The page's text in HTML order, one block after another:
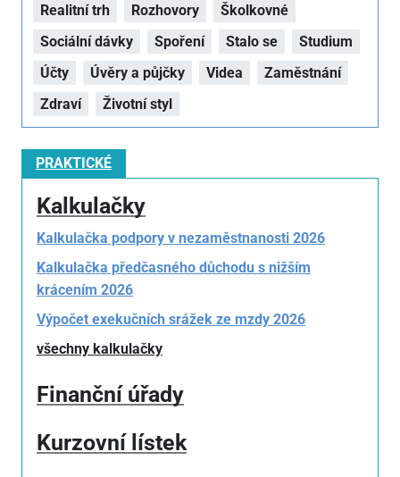
Realitní trh
Rozhovory
Školkovné
Sociální dávky
Spoření Stalo se
Studium
Účty
Úvěry a půjčky Videa
Zaměstnání
Zdraví
Životní styl
PRAKTICKÉ
Kalkulačky
Kalkulačka podpory v nezaměstnanosti 2026
Kalkulačka předčasného důchodu s nižším
krácením 2026
Výpočet exekučních srážek ze mzdy 2026
všechny kalkulačky
Finanční úřady
Kurzovní lístek